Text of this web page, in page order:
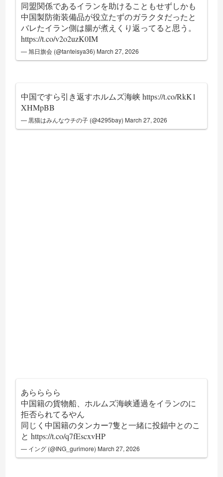
同盟関係であるイランを助けることもせずしかも
中国製防衛装備品が役立たずのガラクタだったと
バレたイラン側は腸が煮えくり返ってると思う。
https://t.co/v2o2uzK0IM
— 旭日旗会 (@tanteisya36) March 27, 2026
中国ですら引き返すホルムズ海峡https://t.co/RkK1
XHMpBB
— 黒猫はみんなウチの子 (@4295bay) March 27, 2026
あらららら
中国籍の貨物船、ホルムズ海峡通過をイランのに
拒否られてるやん
同じく中国籍のタンカー7隻と一緒に投錨中とのこ
とhttps://t.co/q7fEscxvHP
— イング (@ING_gurimore) March 27, 2026